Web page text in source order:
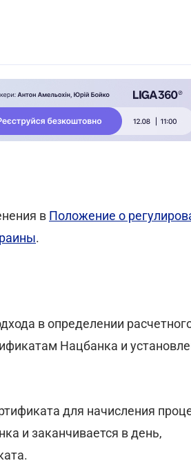
в Положение о
.
в определении
Нацбанка и
для начисления
и заканчивается в день,